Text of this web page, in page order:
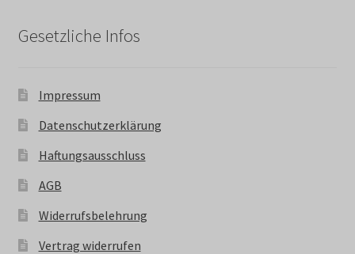
Gesetzliche Infos
Impressum
Datenschutzerklärung
Haftungsausschluss
AGB
Widerrufsbelehrung
Vertrag widerrufen